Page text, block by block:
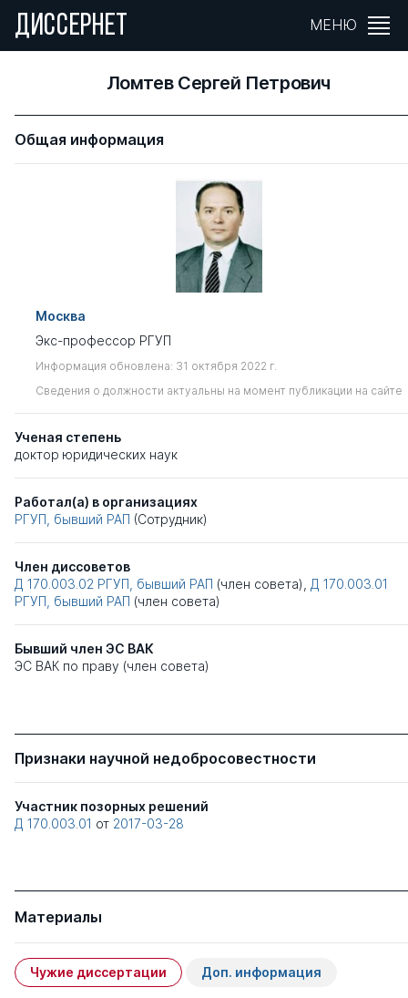
ДИССЕРНЕТ МЕНЮ
Ломтев Сергей Петрович
Общая информация
Москва
Экс-профессор РГУП
Информация обновлена: 31 октября 2022 г.
Сведения о должности актуальны на момент публикации на сайте
Ученая степень
доктор юридических наук
Работал(а) в организациях
РГУП, бывший РАП (Сотрудник)
Член диссоветов
Д 170.003.02 РГУП, бывший РАП (член совета), Д 170.003.01
РГУП, бывший РАП (член совета)
Бывший член ЭС ВАК
ЭС ВАК по праву (член совета)
Признаки научной недобросовестности
Участник позорных решений
Д 170.003.01 от 2017-03-28
Материалы
Чужие диссертации Доп. информация